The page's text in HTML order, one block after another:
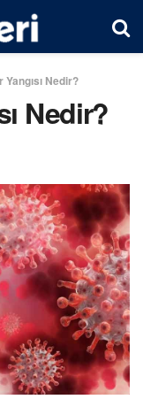
Nedir?
Nedir?